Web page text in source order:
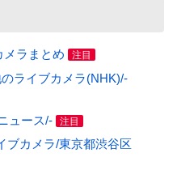
メラまとめ 注目
ライブカメラ(NHK)/-
ュース/- 注目
ブカメラ/東京都渋谷区